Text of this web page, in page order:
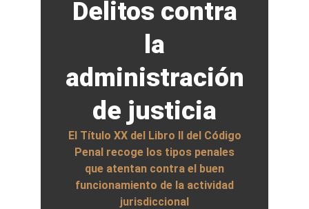
Delitos contra
la
administración
de justicia
El Título XX del Libro II del Código
Penal recoge los tipos penales
que atentan contra el buen
funcionamiento de la actividad
jurisdiccional